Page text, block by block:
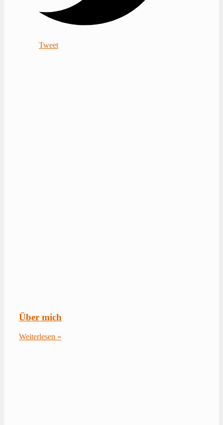
Tweet
Über mich
Weiterlesen »